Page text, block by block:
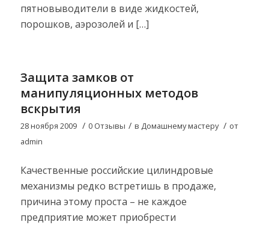
пятновыводители в виде жидкостей,
порошков, аэрозолей и […]
Защита замков от
манипуляционных методов
вскрытия
28 ноября 2009 / 0 Отзывы / в Домашнему мастеру / от
admin
Качественные российские цилиндровые
механизмы редко встретишь в продаже,
причина этому проста – не каждое
предприятие может приобрести